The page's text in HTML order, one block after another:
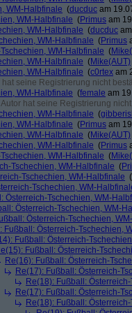
WM-Halbfinale (ducduc am
WM-Halbfinale (Primus am
WM-Halbfinale (ducduc
WM-Halbfinale (Primus
WM-Halbfinale (
WM-Halbfinale (Mike(AUT)
WM-Halbfinale (c0rtex am
seine Registrierung nicht
WM-Halbfinale (female am
hat seine Registrierung
WM-Halbfinale (
WM-Halbfinale (Primus am
WM-Halbfinale (Mike(AUT)
WM-Halbfinale (Primus
WM-Halbfinale (
Tschechien, WM-Halbfinale (
Tschechien, WM-Halbfinale (
Tschechien, WM-
Österreich-Tschechien, WM-
Österreich-Tschechien, WM-
Österreich-Tschechien,
Fußball: Österreich-Tschechien,
Fußball: Österreich-
Fußball: Österreich-
Re(16): Fußball: Österreich-
Re(17): Fußball: Österreich-
Re(18): Fußball:
Re(17): Fußball: Österreich-
Re(18): Fußball: